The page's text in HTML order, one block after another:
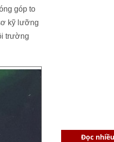
góp to
kỹ lưỡng
trường
Đọc nhiều